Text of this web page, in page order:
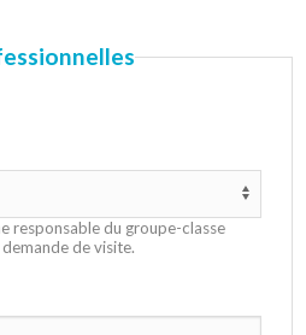
responsable du groupe-classe
de visite.